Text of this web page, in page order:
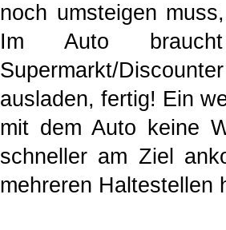
noch umsteigen
Im Auto
Supermarkt/
ausladen, fertig! Ein
mit dem Auto keine
schneller am Ziel
mehreren Haltestellen